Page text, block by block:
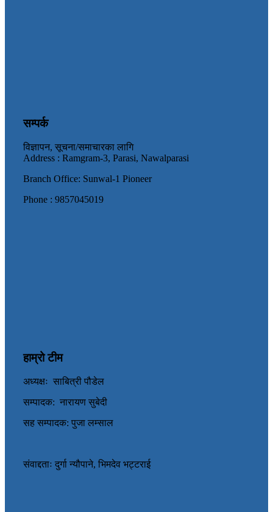
सम्पर्क
विज्ञापन, सूचना/समाचारका लागि
Address : Ramgram-3, Parasi, Nawalparasi
Branch Office: Sunwal-1 Pioneer
Phone : 9857045019
हाम्रो टीम
अध्यक्षः साबित्री पौडेल
सम्पादक: नारायण सुबेदी
सह सम्पादक: पुजा लम्साल
संवाद्दताः दुर्गा न्यौपाने, भिमदेव भट्टराई